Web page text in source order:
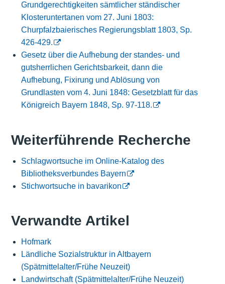
Grundgerechtigkeiten sämtlicher ständischer
Klosteruntertanen vom 27. Juni 1803:
Churpfalzbaierisches Regierungsblatt 1803, Sp.
426-429.
Gesetz über die Aufhebung der standes- und
gutsherrlichen Gerichtsbarkeit, dann die
Aufhebung, Fixirung und Ablösung von
Grundlasten vom 4. Juni 1848: Gesetzblatt für das
Königreich Bayern 1848, Sp. 97-118.
Weiterführende Recherche
Schlagwortsuche im Online-Katalog des
Bibliotheksverbundes Bayern
Stichwortsuche in bavarikon
Verwandte Artikel
Hofmark
Ländliche Sozialstruktur in Altbayern
(Spätmittelalter/Frühe Neuzeit)
Landwirtschaft (Spätmittelalter/Frühe Neuzeit)